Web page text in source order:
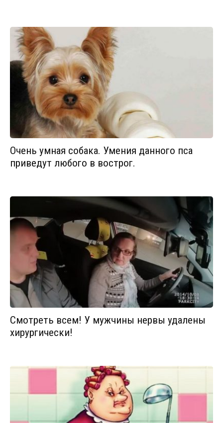
Очень умная собака. Умения данного пса
приведут любого в вострог.
Смотреть всем! У мужчины нервы удалены
хирургически!